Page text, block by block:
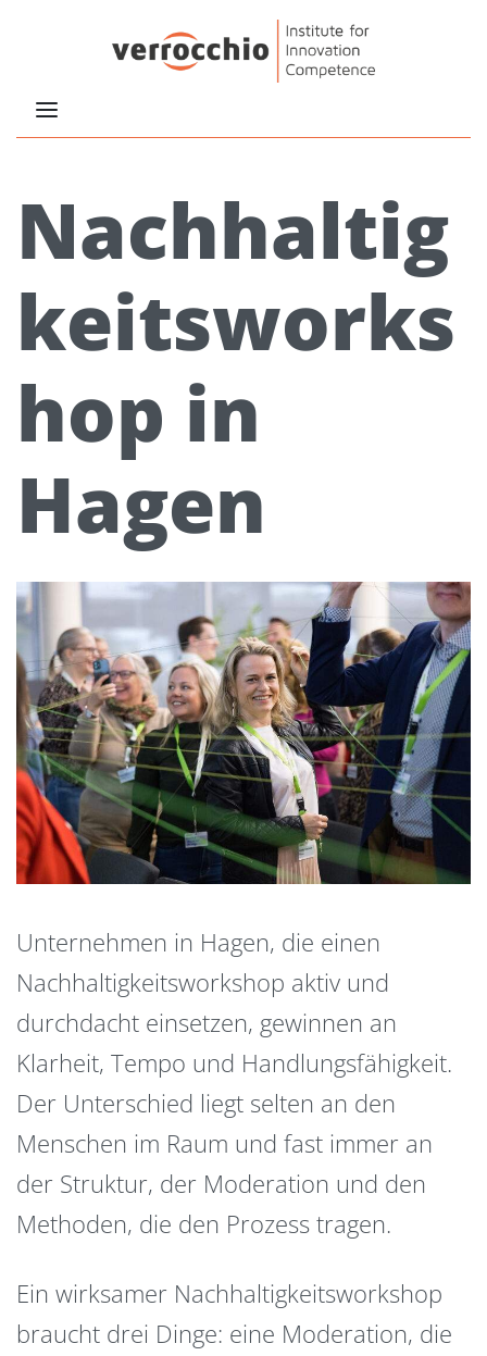
Nachhaltig
keitsworks
hop in
Hagen
Unternehmen in Hagen, die einen
Nachhaltigkeitsworkshop aktiv und
durchdacht einsetzen, gewinnen an
Klarheit, Tempo und Handlungsfähigkeit.
Der Unterschied liegt selten an den
Menschen im Raum und fast immer an
der Struktur, der Moderation und den
Methoden, die den Prozess tragen.
Ein wirksamer Nachhaltigkeitsworkshop
braucht drei Dinge: eine Moderation, die